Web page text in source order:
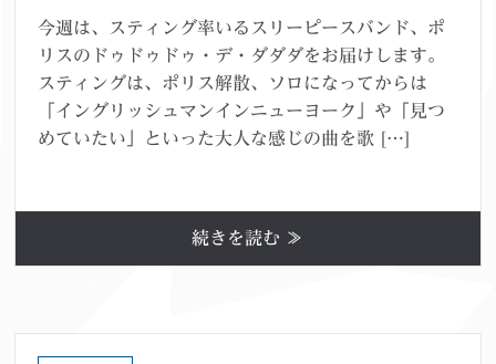
今週は、スティング率いるスリーピースバンド、ポ
リスのドゥドゥドゥ・デ・ダダダをお届けします。
スティングは、ポリス解散、ソロになってからは
「イングリッシュマンインニューヨーク」や「見つ
めていたい」といった大人な感じの曲を歌 […]
続きを読む ≫